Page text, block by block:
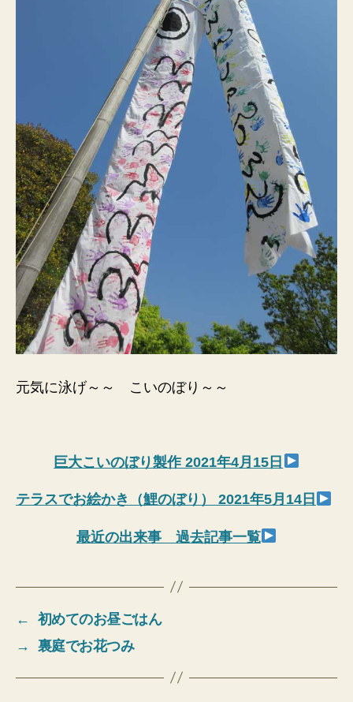
元気に泳げ～～ こいのぼり～～
巨大こいのぼり製作 2021年4月15日
テラスでお絵かき（鯉のぼり） 2021年5月14日
最近の出来事 過去記事一覧
←
初めてのお昼ごはん
→
裏庭でお花つみ